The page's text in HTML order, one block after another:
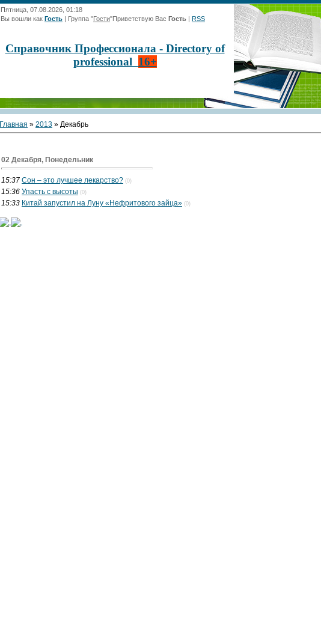
Пятница, 07.08.2026, 01:18
Вы вошли как Гость | Группа "Гости"Приветствую Вас Гость | RSS
Справочник Профессионала - Directory of
professional 16+
Главная » 2013 » Декабрь
02 Декабря, Понедельник
15:37 Сон – это лучшее лекарство? (0)
15:36 Упасть с высоты (0)
15:33 Китай запустил на Луну «Нефритового зайца» (0)